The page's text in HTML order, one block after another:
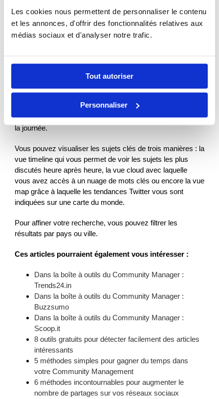
Les cookies nous permettent de personnaliser le contenu
et les annonces, d'offrir des fonctionnalités relatives aux
médias sociaux et d'analyser notre trafic.
Tout autoriser
Personnaliser
Concrètement, Trends24 analyse les données Twitter du
monde entier et recense l’évolution des tendances au fil de
la journée.
Vous pouvez visualiser les sujets clés de trois manières : la
vue timeline qui vous permet de voir les sujets les plus
discutés heure après heure, la vue cloud avec laquelle
vous avez accès à un nuage de mots clés ou encore la vue
map grâce à laquelle les tendances Twitter vous sont
indiquées sur une carte du monde.
Pour affiner votre recherche, vous pouvez filtrer les
résultats par pays ou ville.
Ces articles pourraient également vous intéresser :
Dans la boîte à outils du Community Manager :
Trends24.in
Dans la boîte à outils du Community Manager :
Buzzsumo
Dans la boîte à outils du Community Manager :
Scoop.it
8 outils gratuits pour détecter facilement des articles
intéressants
5 méthodes simples pour gagner du temps dans
votre Community Management
6 méthodes incontournables pour augmenter le
nombre de partages sur vos réseaux sociaux